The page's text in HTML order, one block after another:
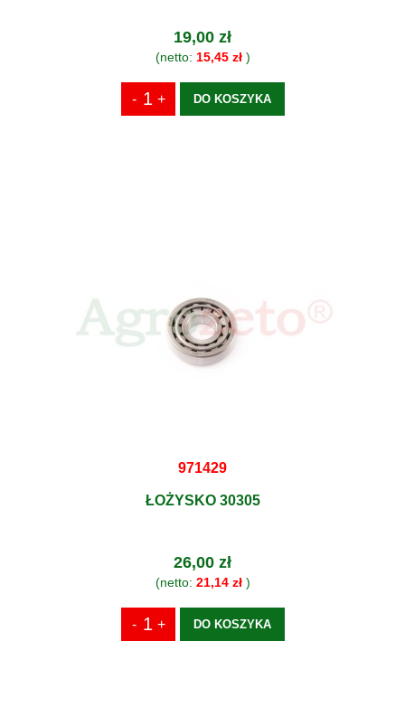
19,00 zł
(netto: 15,45 zł)
DO KOSZYKA
971429
ŁOŻYSKO 30305
26,00 zł
(netto: 21,14 zł)
DO KOSZYKA